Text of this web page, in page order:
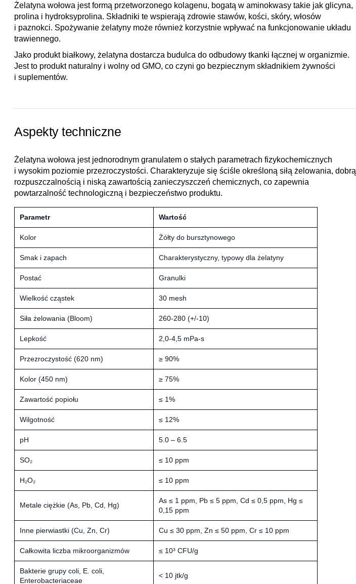
Żelatyna wołowa jest formą przetworzonego kolagenu, bogatą w aminokwasy takie jak glicyna,
prolina i hydroksyprolina. Składniki te wspierają zdrowie stawów, kości, skóry, włosów
i paznokci. Spożywanie żelatyny może również korzystnie wpływać na funkcjonowanie układu
trawiennego.
Jako produkt białkowy, żelatyna dostarcza budulca do odbudowy tkanki łącznej w organizmie.
Jest to produkt naturalny i wolny od GMO, co czyni go bezpiecznym składnikiem żywności
i suplementów.
Aspekty techniczne
Żelatyna wołowa jest jednorodnym granulatem o stałych parametrach fizykochemicznych
i wysokim poziomie przezroczystości. Charakteryzuje się ściśle określoną siłą żelowania, dobrą
rozpuszczalnością i niską zawartością zanieczyszczeń chemicznych, co zapewnia
powtarzalność technologiczną i bezpieczeństwo produktu.
Parametr Wartość
Kolor Żółty do bursztynowego
Smak i zapach Charakterystyczny, typowy dla żelatyny
Postać Granulki
Wielkość cząstek 30 mesh
Siła żelowania (Bloom) 260-280 (+/-10)
Lepkość 2,0-4,5 mPa-s
Przezroczystość (620 nm) ≥ 90%
Kolor (450 nm) ≥ 75%
Zawartość popiołu ≤ 1%
Wilgotność ≤ 12%
pH 5.0 – 6.5
SO₂ ≤ 10 ppm
H₂O₂ ≤ 10 ppm
Metale ciężkie (As, Pb, Cd, Hg)
As ≤ 1 ppm, Pb ≤ 5 ppm, Cd ≤ 0,5 ppm, Hg ≤
0,15 ppm
Inne pierwiastki (Cu, Zn, Cr) Cu ≤ 30 ppm, Zn ≤ 50 ppm, Cr ≤ 10 ppm
Całkowita liczba mikroorganizmów ≤ 10³ CFU/g
Bakterie grupy coli, E. coli,
Enterobacteriaceae
< 10 jtk/g